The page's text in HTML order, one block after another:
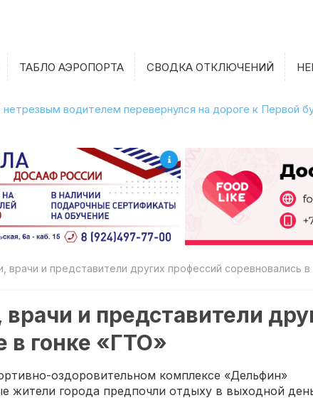
ТАБЛО АЭРОПОРТА СВОДКА ОТКЛЮЧЕНИЙ
нетрезвым водителем перевернулся на дороге к Первой
врачи и представители других профессий соревновались
и представители
в гонке «ГТО»
оздоровительном комплексе «Дельфин»
жители города предпочли отдыху в выходной